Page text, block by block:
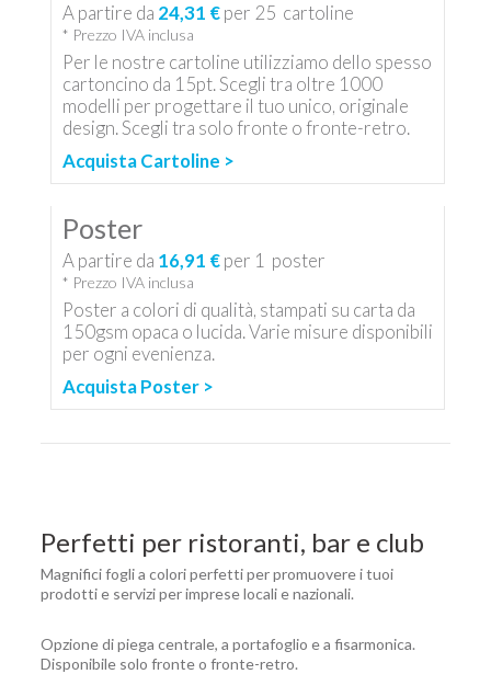
A partire da 24,31 €per 25 cartoline
* Prezzo IVA inclusa
Per le nostre cartoline utilizziamo dello spesso
cartoncino da 15pt. Scegli tra oltre 1000
modelli per progettare il tuo unico, originale
design. Scegli tra solo fronte o fronte-retro.
Acquista Cartoline >
Poster
A partire da 16,91 €per 1 poster
* Prezzo IVA inclusa
Poster a colori di qualità, stampati su carta da
150gsm opaca o lucida. Varie misure disponibili
per ogni evenienza.
Acquista Poster >
Perfetti per ristoranti, bar e club
Magnifici fogli a colori perfetti per promuovere i tuoi
prodotti e servizi per imprese locali e nazionali.
Opzione di piega centrale, a portafoglio e a fisarmonica.
Disponibile solo fronte o fronte-retro.